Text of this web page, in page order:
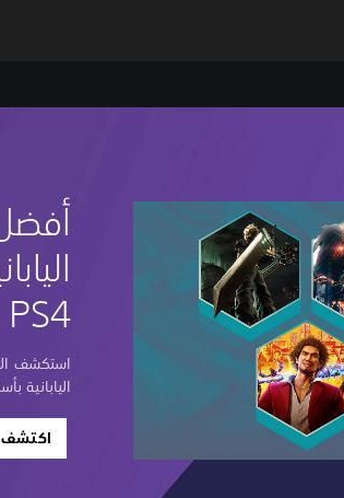
PS4 وPS5
استكشف
اليابانية
اكتشف